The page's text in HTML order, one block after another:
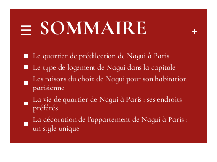
SOMMAIRE
Le quartier de prédilection de Nagui à Paris
Le type de logement de Nagui dans la capitale
Les raisons du choix de Nagui pour son habitation
parisienne
La vie de quartier de Nagui à Paris : ses endroits
préférés
La décoration de l’appartement de Nagui à Paris :
un style unique